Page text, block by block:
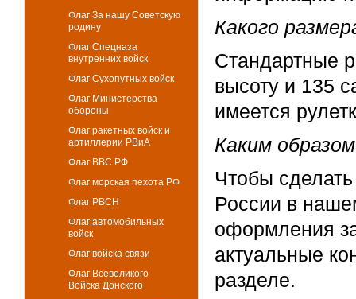
Флаг За нашу Советскую
родину
Флаг Спецназа
внутренних войск
Флаг Сухопутных войск
Флаг Министерства
обороны
Флаг ракетных войск и
артиллерии РВиА
Флаг ВВС РФ
Флаг морская пехота РФ
Флаг РВСН
Флаг автомобильных
войск
Флаг войска связи
Флаг Всевеликого
Войска Донского
Какого
Стандартные
высоту и 135
имеется
Каким
Чтобы
России в
оформления
актуальные
разделе.